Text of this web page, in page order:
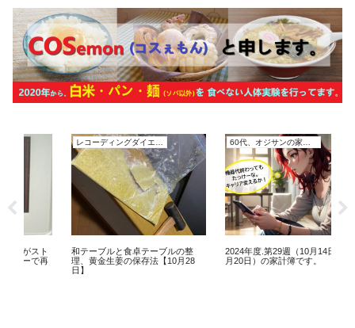
卓テーブルの整
保存法【10月28
2024年度.第29週（10月14日～10
月20日）の家計簿です。
レコーディングダイエッ
筋肉痛が基準！プロテイ
効果的な筋トレメニュー
日】